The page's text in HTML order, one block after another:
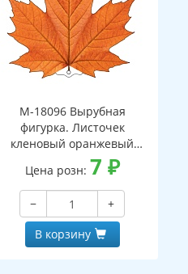
М-18096 Вырубная
фигурка. Листочек
кленовый оранжевый
(двухсторонняя, ВД-лак)
Цена розн: 7 ₽
−
+
В корзину